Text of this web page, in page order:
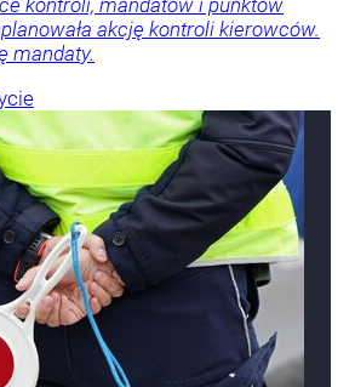
kontroli, mandatów i punktów
akcję kontroli kierowców.
mandaty.